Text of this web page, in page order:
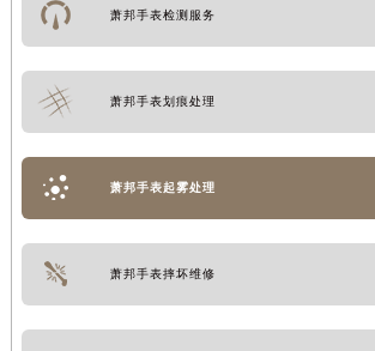
萧邦手表检测服务
萧邦手表划痕处理
萧邦手表起雾处理
萧邦手表摔坏维修